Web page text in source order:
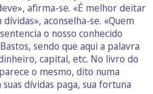
afirma-se. «É melhor deitar
aconselha-se. «Quem
o nosso conhecido
sendo que aqui a palavra
capital, etc. No livro do
o mesmo, dito numa
dívidas paga, sua fortuna